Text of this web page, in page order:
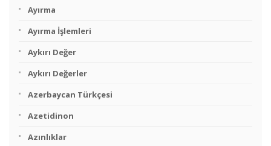
Ayırma
Ayırma İşlemleri
Aykırı Değer
Aykırı Değerler
Azerbaycan Türkçesi
Azetidinon
Azınlıklar